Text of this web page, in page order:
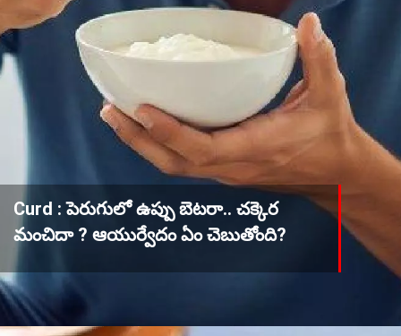
Curd : పెరుగులో ఉప్పు బెటరా.. చక్కెర
మంచిదా ? ఆయుర్వేదం ఏం చెబుతోంది?